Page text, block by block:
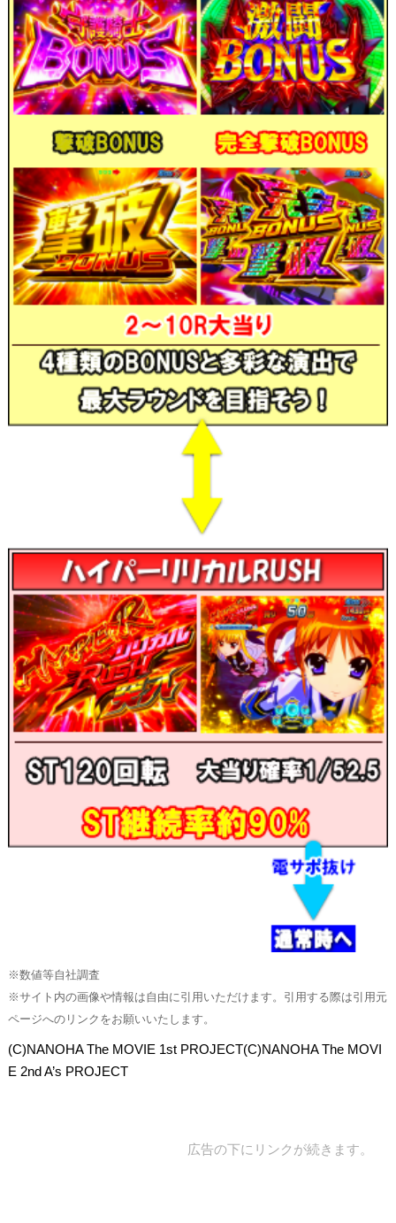
※数値等自社調査
※サイト内の画像や情報は自由に引用いただけます。引用する際は引用元
ページへのリンクをお願いいたします。
(C)NANOHA The MOVIE 1st PROJECT(C)NANOHA The MOVI
E 2nd A’s PROJECT
広告の下にリンクが続きます。